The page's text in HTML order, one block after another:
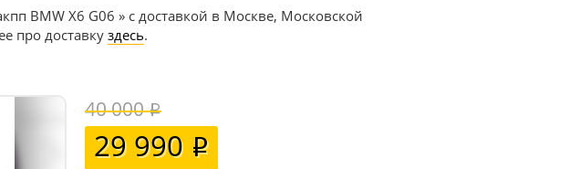
BMW X6 G06 » с доставкой в Москве, Московской
про доставку здесь.
40 000
29 990